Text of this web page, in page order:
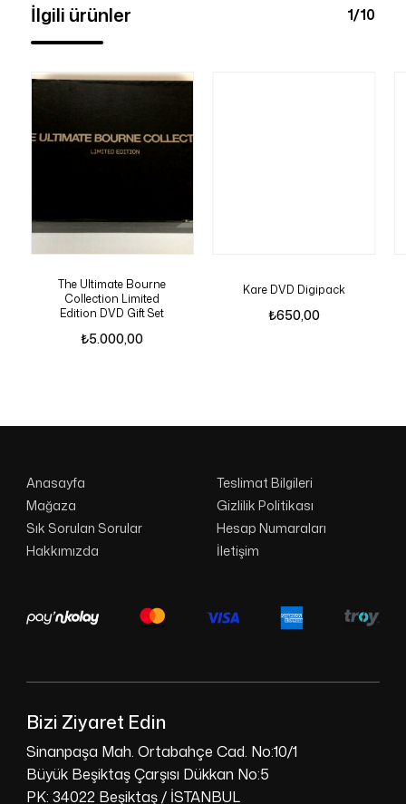
İlgili ürünler 1/10
The Ultimate Bourne
Collection Limited
Edition DVD Gift Set
₺5.000,00
Kare DVD Digipack
₺650,00
Bizi Ziyaret Edin
Sinanpaşa Mah. Ortabahçe Cad. No:10/1
Büyük Beşiktaş Çarşısı Dükkan No:5
PK: 34022 Beşiktaş / İSTANBUL
Anasayfa
Mağaza
Sık Sorulan Sorular
Hakkımızda
Teslimat Bilgileri
Gizlilik Politikası
Hesap Numaraları
İletişim